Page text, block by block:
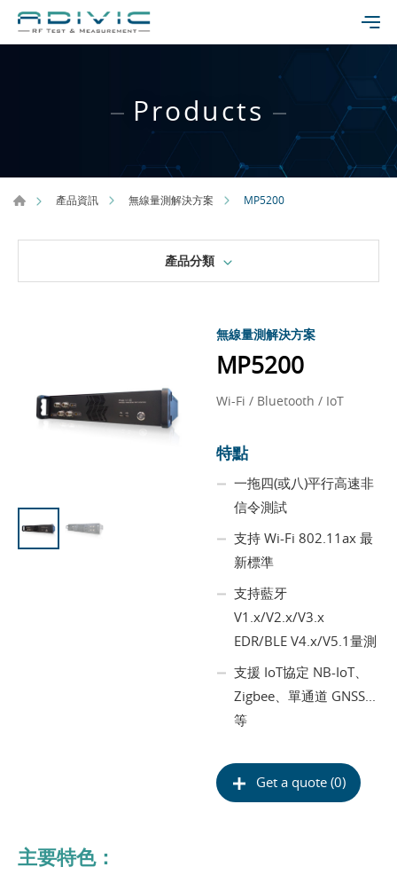
Products
產品資訊 無線量測解決方案 MP5200
產品分類
無線量測解決方案
MP5200
Wi-Fi / Bluetooth / IoT
特點
一拖四(或八)平行高速非
信令測試
支持 Wi-Fi 802.11ax 最
新標準
支持藍牙
V1.x/V2.x/V3.x
EDR/BLE V4.x/V5.1量測
支援 IoT協定 NB-IoT、
Zigbee、單通道 GNSS...
等
Get a quote (0)
主要特色：